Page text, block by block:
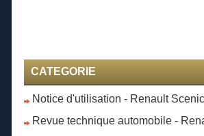
CATEGORIE
Notice d'utilisation - Renault Scenic
Revue technique automobile -